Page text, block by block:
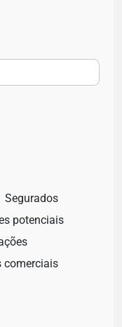
Segurados
potenciais
comerciais